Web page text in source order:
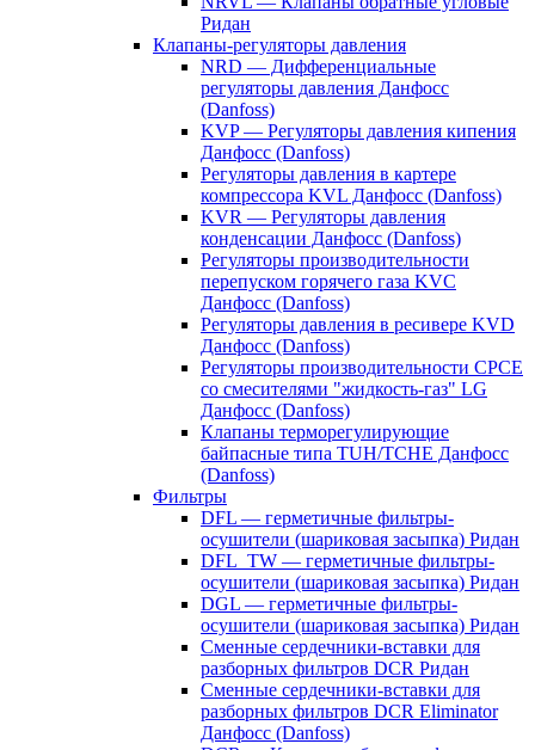
Ридан
Клапаны-регуляторы давления
NRD — Дифференциальные
регуляторы давления Данфосс
(Danfoss)
KVP — Регуляторы давления кипения
Данфосс (Danfoss)
Регуляторы давления в картере
компрессора KVL Данфосс (Danfoss)
KVR — Регуляторы давления
конденсации Данфосс (Danfoss)
Регуляторы производительности
перепуском горячего газа KVC
Данфосс (Danfoss)
Регуляторы давления в ресивере KVD
Данфосс (Danfoss)
Регуляторы производительности CPCE
со смесителями "жидкость-газ" LG
Данфосс (Danfoss)
Клапаны терморегулирующие
байпасные типа TUH/TCHE Данфосс
(Danfoss)
Фильтры
DFL — герметичные фильтры-
осушители (шариковая засыпка) Ридан
DFL_TW — герметичные фильтры-
осушители (шариковая засыпка) Ридан
DGL — герметичные фильтры-
осушители (шариковая засыпка) Ридан
Сменные сердечники-вставки для
разборных фильтров DCR Ридан
Сменные сердечники-вставки для
разборных фильтров DCR Eliminator
Данфосс (Danfoss)